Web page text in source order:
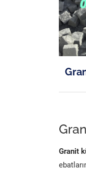
Granit